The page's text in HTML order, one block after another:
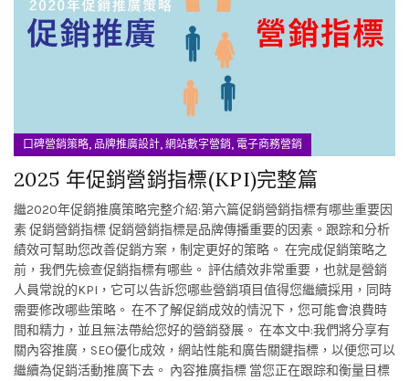
口碑營銷策略, 品牌推廣設計, 網站數字營銷, 電子商務營銷
2025 年促銷營銷指標(KPI)完整篇
繼2020年促銷推廣策略完整介紹:第六篇促銷營銷指標有哪些重要因
素 促銷營銷指標 促銷營銷指標是品牌傳播重要的因素。跟踪和分析
績效可幫助您改善促銷方案，制定更好的策略。 在完成促銷策略之
前，我們先檢查促銷指標有哪些。 評估績效非常重要，也就是營銷
人員常說的KPI，它可以告訴您哪些營銷項目值得您繼續採用，同時
需要修改哪些策略。 在不了解促銷成效的情況下，您可能會浪費時
間和精力，並且無法帶給您好的營銷發展。 在本文中:我們將分享有
關內容推廣，SEO優化成效，網站性能和廣告關鍵指標，以便您可以
繼續為促銷活動推廣下去。 內容推廣指標 當您正在跟踪和衡量目標